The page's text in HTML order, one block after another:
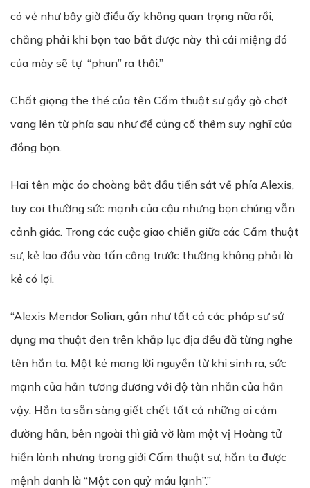
có vẻ như bây giờ điều ấy không quan trọng nữa rồi,
chẳng phải khi bọn tao bắt được này thì cái miệng đó
của mày sẽ tự “phun” ra thôi.”
Chất giọng the thé của tên Cấm thuật sư gầy gò chợt
vang lên từ phía sau như để củng cố thêm suy nghĩ của
đồng bọn.
Hai tên mặc áo choàng bắt đầu tiến sát về phía Alexis,
tuy coi thường sức mạnh của cậu nhưng bọn chúng vẫn
cảnh giác. Trong các cuộc giao chiến giữa các Cấm thuật
sư, kẻ lao đầu vào tấn công trước thường không phải là
kẻ có lợi.
“Alexis Mendor Solian, gần như tất cả các pháp sư sử
dụng ma thuật đen trên khắp lục địa đều đã từng nghe
tên hắn ta. Một kẻ mang lời nguyền từ khi sinh ra, sức
mạnh của hắn tương đương với độ tàn nhẫn của hắn
vậy. Hắn ta sẵn sàng giết chết tất cả những ai cảm
đường hắn, bên ngoài thì giả vờ làm một vị Hoàng tử
hiền lành nhưng trong giới Cấm thuật sư, hắn ta được
mệnh danh là “Một con quỷ máu lạnh”.”